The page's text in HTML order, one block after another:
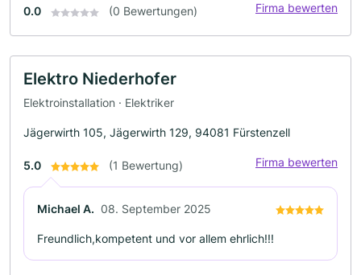
0.0 (0 Bewertungen) Firma bewerten
Elektro Niederhofer
Elektroinstallation · Elektriker
Jägerwirth 105, Jägerwirth 129, 94081 Fürstenzell
5.0 (1 Bewertung) Firma bewerten
Michael A. 08. September 2025
Freundlich,kompetent und vor allem ehrlich!!!